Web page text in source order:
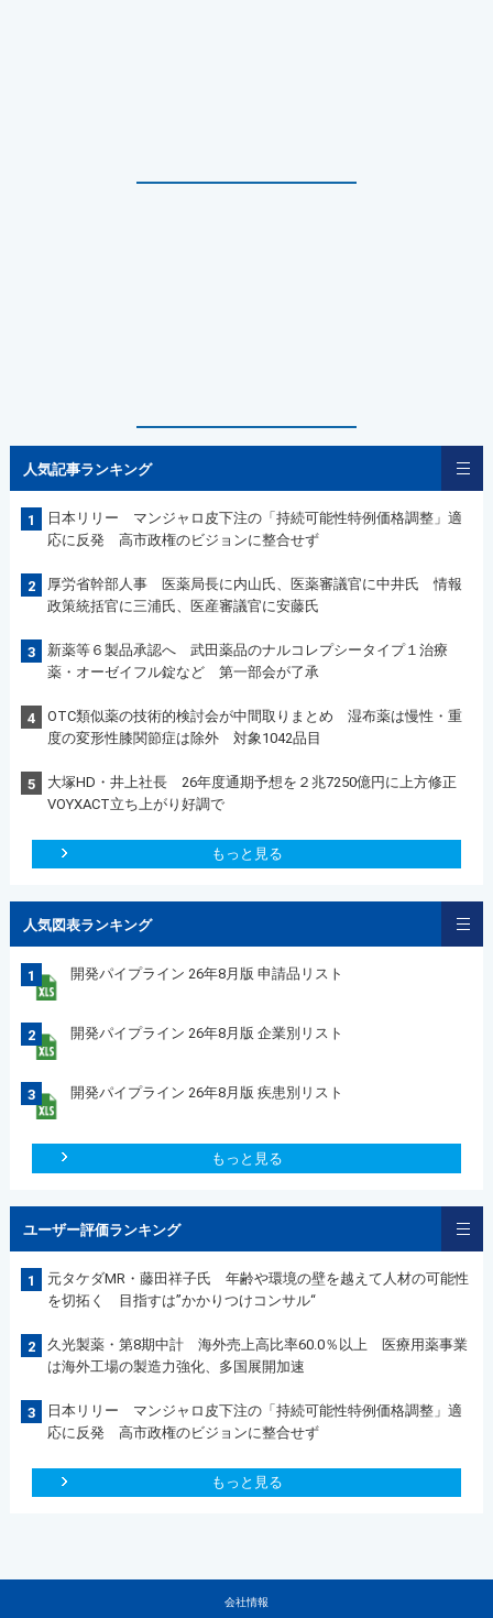
人気記事ランキング
1
日本リリー マンジャロ皮下注の「持続可能性特例価格調整」適
応に反発 高市政権のビジョンに整合せず
2
厚労省幹部人事 医薬局長に内山氏、医薬審議官に中井氏 情報
政策統括官に三浦氏、医産審議官に安藤氏
3
新薬等６製品承認へ 武田薬品のナルコレプシータイプ１治療
薬・オーゼイフル錠など 第一部会が了承
4
OTC類似薬の技術的検討会が中間取りまとめ 湿布薬は慢性・重
度の変形性膝関節症は除外 対象1042品目
5
大塚HD・井上社長 26年度通期予想を２兆7250億円に上方修正
VOYXACT立ち上がり好調で
もっと見る
人気図表ランキング
1 開発パイプライン 26年8月版 申請品リスト
2 開発パイプライン 26年8月版 企業別リスト
3 開発パイプライン 26年8月版 疾患別リスト
もっと見る
ユーザー評価ランキング
1
元タケダMR・藤田祥子氏 年齢や環境の壁を越えて人材の可能性
を切拓く 目指すは”かかりつけコンサル“
2
久光製薬・第8期中計 海外売上高比率60.0％以上 医療用薬事業
は海外工場の製造力強化、多国展開加速
3
日本リリー マンジャロ皮下注の「持続可能性特例価格調整」適
応に反発 高市政権のビジョンに整合せず
もっと見る
会社情報